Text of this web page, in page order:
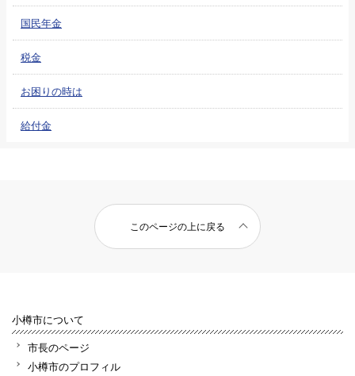
国民年金
税金
お困りの時は
給付金
このページの上に戻る
小樽市について
市長のページ
小樽市のプロフィル